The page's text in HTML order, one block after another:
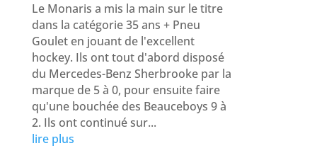
Le Monaris a mis la main sur le titre
dans la catégorie 35 ans + Pneu
Goulet en jouant de l'excellent
hockey. Ils ont tout d'abord disposé
du Mercedes-Benz Sherbrooke par la
marque de 5 à 0, pour ensuite faire
qu'une bouchée des Beauceboys 9 à
2. Ils ont continué sur...
lire plus